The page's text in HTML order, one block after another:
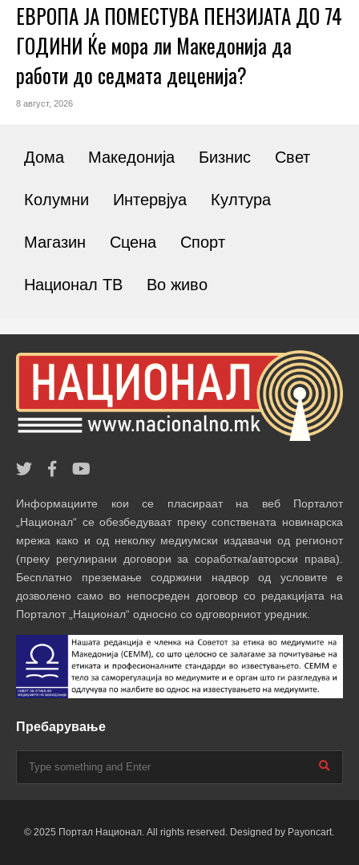
ЕВРОПА ЈА ПОМЕСТУВА ПЕНЗИЈАТА ДО 74
ГОДИНИ Ќе мора ли Македонија да
работи до седмата деценија?
8 август, 2026
Дома Македонија Бизнис Свет
Колумни Интервјуа Култура
Магазин Сцена Спорт
Национал ТВ Во живо
Информациите кои се пласираат на веб Порталот
„Национал“ се обезбедуваат преку сопствената новинарска
мрежа како и од неколку медиумски издавачи од регионот
(преку регулирани договори за соработка/авторски права).
Бесплатно преземање содржини надвор од условите е
дозволено само во непосреден договор со редакцијата на
Порталот „Национал“ односно со одговорниот уредник.
Пребарување
© 2025 Портал Национал. All rights reserved. Designed by Payoncart.